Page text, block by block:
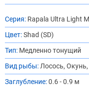
Серия: Rapala Ultra Light
Цвет:Shad (SD)
Тип: Медленно тонущий
Вид рыбы: Лосось,
Заглубление:0.6 - 0.9 м